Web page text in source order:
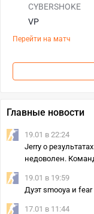
CYBERSHOKE
VP
Перейти на матч
Главные новости
19.01 в 22:24
Jerry о
недоволен.
19.01 в 19:59
Дуэт smooya и
17.01 в 11:44